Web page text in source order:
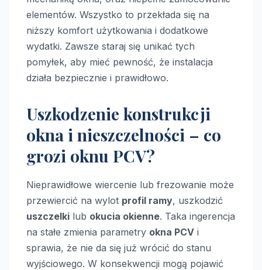
elementów. Wszystko to przekłada się na
niższy komfort użytkowania i dodatkowe
wydatki. Zawsze staraj się unikać tych
pomyłek, aby mieć pewność, że instalacja
działa bezpiecznie i prawidłowo.
Uszkodzenie konstrukcji
okna i nieszczelności – co
grozi oknu PCV?
Nieprawidłowe wiercenie lub frezowanie może
przewiercić na wylot profil ramy, uszkodzić
uszczelki lub okucia okienne. Taka ingerencja
na stałe zmienia parametry okna PCV i
sprawia, że nie da się już wrócić do stanu
wyjściowego. W konsekwencji mogą pojawić